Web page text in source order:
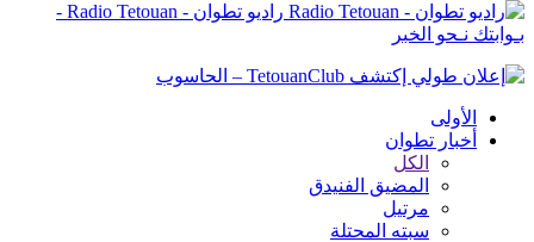
راديو تطوان - Radio Tetouan -
بـوابتك نـحو الخبر
الأولى
أخبار تطوان
الكل
المضيق الفنيدق
مرتيل
سبته المحتلة